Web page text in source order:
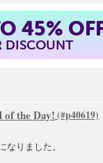
45%
DISCOUNT
of the Day!
なりました。